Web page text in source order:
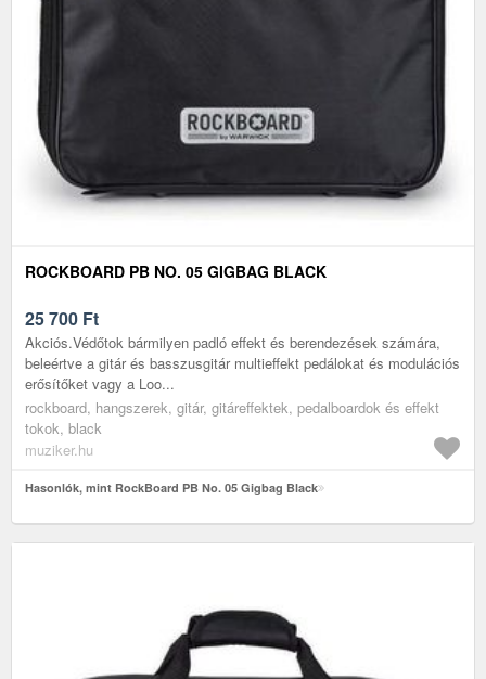
ROCKBOARD PB NO. 05 GIGBAG BLACK
25 700 Ft
Akciós.Védőtok bármilyen padló effekt és berendezések számára,
beleértve a gitár és basszusgitár multieffekt pedálokat és modulációs
erősítőket vagy a Loo...
rockboard, hangszerek, gitár, gitáreffektek, pedalboardok és effekt
tokok, black
muziker.hu
Hasonlók, mint RockBoard PB No. 05 Gigbag Black